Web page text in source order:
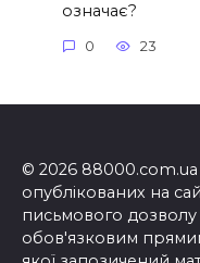
означає?
0 23
© 2026 88000.com.ua
опублікованих на
письмового
обов'язковим